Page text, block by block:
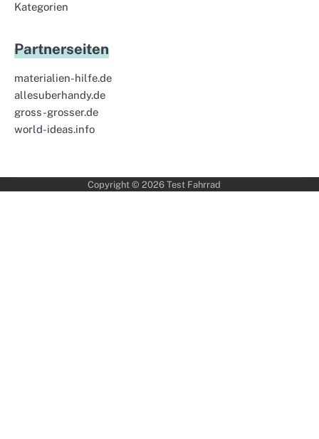
Kategorien
Partnerseiten
materialien-hilfe.de
allesuberhandy.de
gross-grosser.de
world-ideas.info
Copyright © 2026 Test Fahrrad